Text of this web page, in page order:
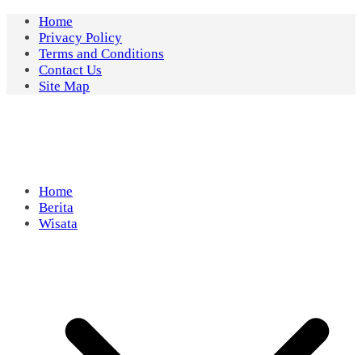
Skip
content
Home
Privacy Policy
Terms and Conditions
Contact Us
Site Map
Home
Berita
Wisata